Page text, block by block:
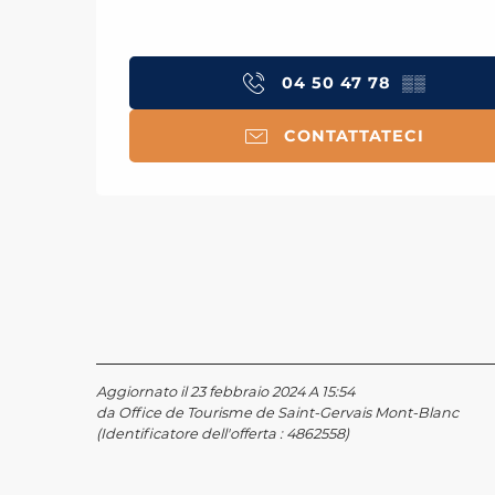
04 50 47 78 ▒▒
CONTATTATECI
Aggiornato il 23 febbraio 2024 A 15:54
da Office de Tourisme de Saint-Gervais Mont-Blanc
(Identificatore dell'offerta : 4862558)